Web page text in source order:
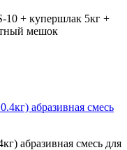
10 + купершлак 5кг +
мешок
абразивная смесь для